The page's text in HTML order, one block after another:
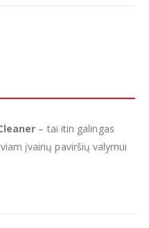
– tai itin galingas
įvairių paviršių valymui